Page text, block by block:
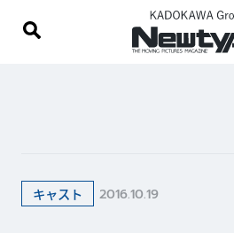
キャスト 2016.10.19